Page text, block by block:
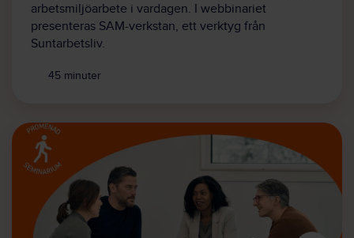
arbetsmiljöarbete i vardagen. I webbinariet
presenteras SAM-verkstan, ett verktyg från
Suntarbetsliv.
45 minuter